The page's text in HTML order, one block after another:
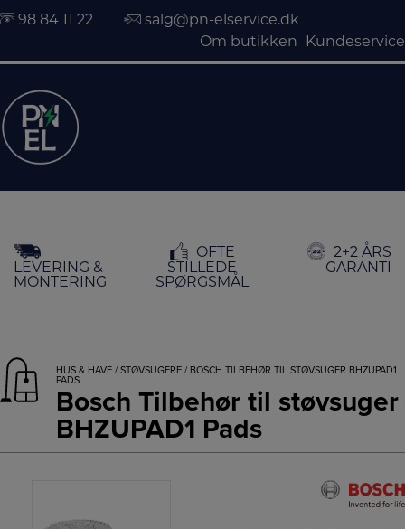
indholdet
98 84 11 22
salg@pn-elservice.dk
Om butikken
Kundeservice
LEVERING &
MONTERING
OFTE
STILLEDE
SPØRGSMÅL
2+2 ÅRS
GARANTI
HUS & HAVE / STØVSUGERE / BOSCH TILBEHØR TIL STØVSUGER BHZUPAD1
PADS
Bosch Tilbehør til støvsuger
BHZUPAD1 Pads